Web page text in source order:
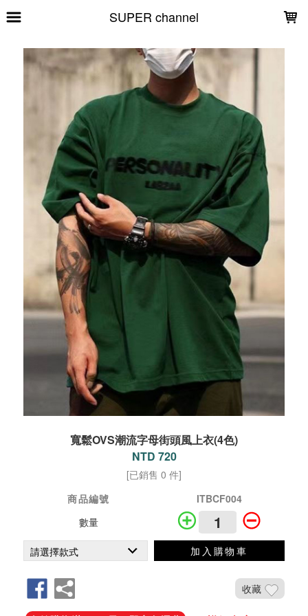
SUPER channel
寬鬆OVS潮流字母街頭風上衣(4色)
NTD 720
[已銷售 0 件]
商品編號
ITBCF004
數量
加入購物車
收藏